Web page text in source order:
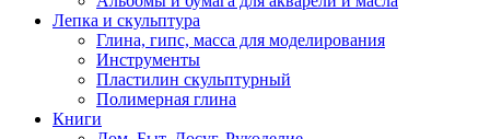
Лепка и скульптура
Глина, гипс, масса для моделирования
Инструменты
Пластилин скульптурный
Полимерная глина
Книги